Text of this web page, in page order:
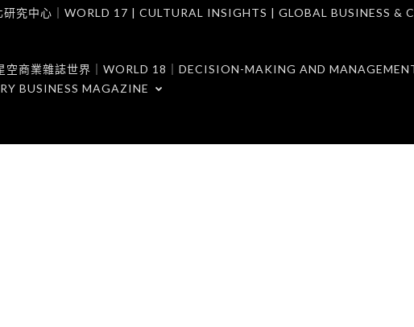
究中心｜WORLD 17 | CULTURAL INSIGHTS | GLOBAL BUSINESS &
空商業雜誌世界｜WORLD 18｜DECISION-MAKING AND
BUSINESS MAGAZINE